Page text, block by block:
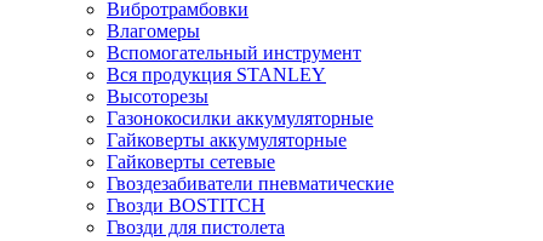
Вибротрамбовки
Влагомеры
Вспомогательный инструмент
Вся продукция STANLEY
Высоторезы
Газонокосилки аккумуляторные
Гайковерты аккумуляторные
Гайковерты сетевые
Гвоздезабиватели пневматические
Гвозди BOSTITCH
Гвозди для пистолета